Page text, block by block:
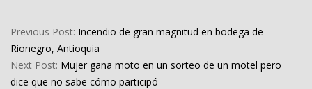
12-
04
Previous Post: Incendio de gran magnitud en bodega de
Rionegro, Antioquia
Next Post: Mujer gana moto en un sorteo de un motel pero
dice que no sabe cómo participó